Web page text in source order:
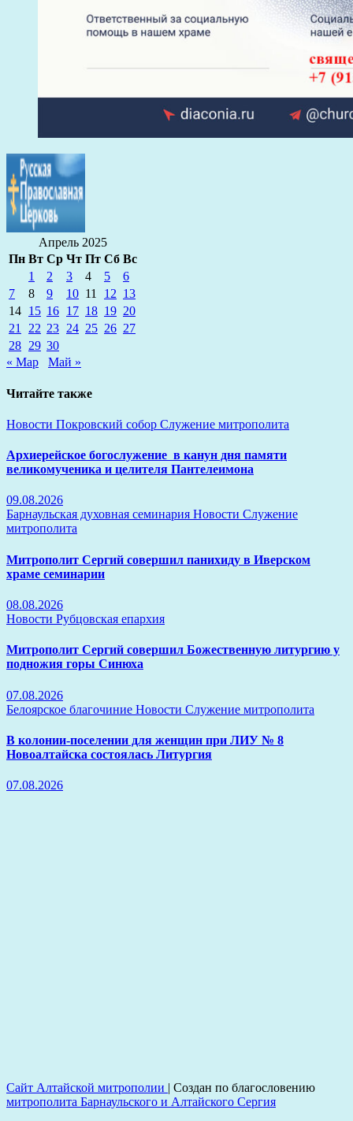
Апрель 2025
Пн Вт Ср Чт Пт Сб Вс
1
2 3 4 5
6
7
8 9 10 11 12 13
14 15 16 17 18 19 20
21 22 23 24 25 26 27
28 29 30
« Мар
Май »
Читайте также
Новости Покровский собор Служение митрополита
Архиерейское богослужение в канун дня памяти
великомученика и целителя Пантелеимона
09.08.2026
Барнаульская духовная семинария Новости Служение
митрополита
Митрополит Сергий совершил панихиду в Иверском
храме семинарии
08.08.2026
Новости Рубцовская епархия
Митрополит Сергий совершил Божественную литургию у
подножия горы Синюха
07.08.2026
Белоярское благочиние Новости Служение митрополита
В колонии-поселении для женщин при ЛИУ № 8
Новоалтайска состоялась Литургия
07.08.2026
Сайт Алтайской митрополии | Создан по благословению
митрополита Барнаульского и Алтайского Сергия